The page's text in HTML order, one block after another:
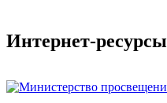
Интернет-ресурсы